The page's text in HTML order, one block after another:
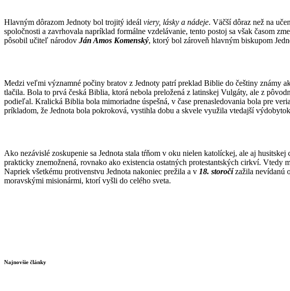
Hlavným dôrazom Jednoty bol trojitý ideál viery, lásky a nádeje. Väčší dôraz než na
spoločnosti a zavrhovala napríklad formálne vzdelávanie, tento postoj sa však časom
pôsobil učiteľ národov Ján Amos Komenský, ktorý bol zároveň hlavným biskupom
Medzi veľmi významné počiny bratov z Jednoty patrí preklad Biblie do češtiny známy
tlačila. Bola to prvá česká Biblia, ktorá nebola preložená z latinskej Vulgáty, ale z
podieľal. Kralická Biblia bola mimoriadne úspešná, v čase prenasledovania bola pre
príkladom, že Jednota bola pokroková, vystihla dobu a skvele využila vtedajší
Ako nezávislé zoskupenie sa Jednota stala tŕňom v oku nielen katolíckej, ale aj
prakticky znemožnená, rovnako ako existencia ostatných protestantských cirkví.
Napriek všetkému protivenstvu Jednota nakoniec prežila a v 18. storočízažila nevídanú
moravskými misionármi, ktorí vyšli do celého sveta.
Najnovšie články